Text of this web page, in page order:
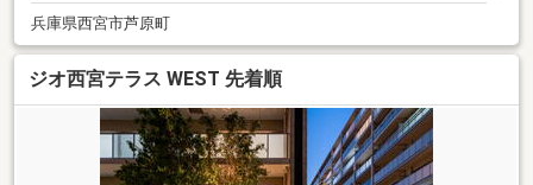
兵庫県西宮市芦原町
ジオ西宮テラス WEST 先着順